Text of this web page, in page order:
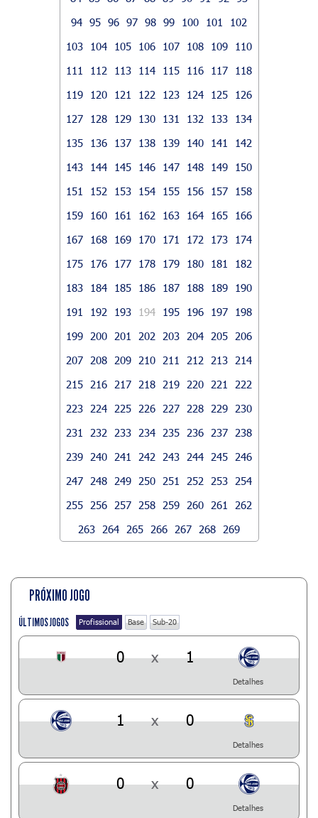
94 95 96 97 98 99 100 101
102
103
104 105 106 107 108 109
110
111
112 113 114 115 116 117
118
119
120 121 122 123 124 125
126
127
128 129 130 131 132 133
134
135
136 137 138 139 140 141
142
143
144 145 146 147 148 149
150
151
152 153 154 155 156 157
158
159
160 161 162 163 164 165
166
167
168 169 170 171 172 173
174
175
176 177 178 179 180 181
182
183
184 185 186 187 188 189
190
191
192 193 194 195 196 197
198
199
200 201 202 203 204 205
206
207
208 209 210 211 212 213
214
215
216 217 218 219 220 221
222
223
224 225 226 227 228 229
230
231
232 233 234 235 236 237
238
239
240 241 242 243 244 245
246
247
248 249 250 251 252 253
254
255
256 257 258 259 260 261
262
263
264 265 266 267 268 269
PRÓXIMO JOGO
ÚLTIMOS JOGOS Profissional Base Sub-20
0 x 1
Detalhes
1 x 0
Detalhes
0 x 0
Detalhes